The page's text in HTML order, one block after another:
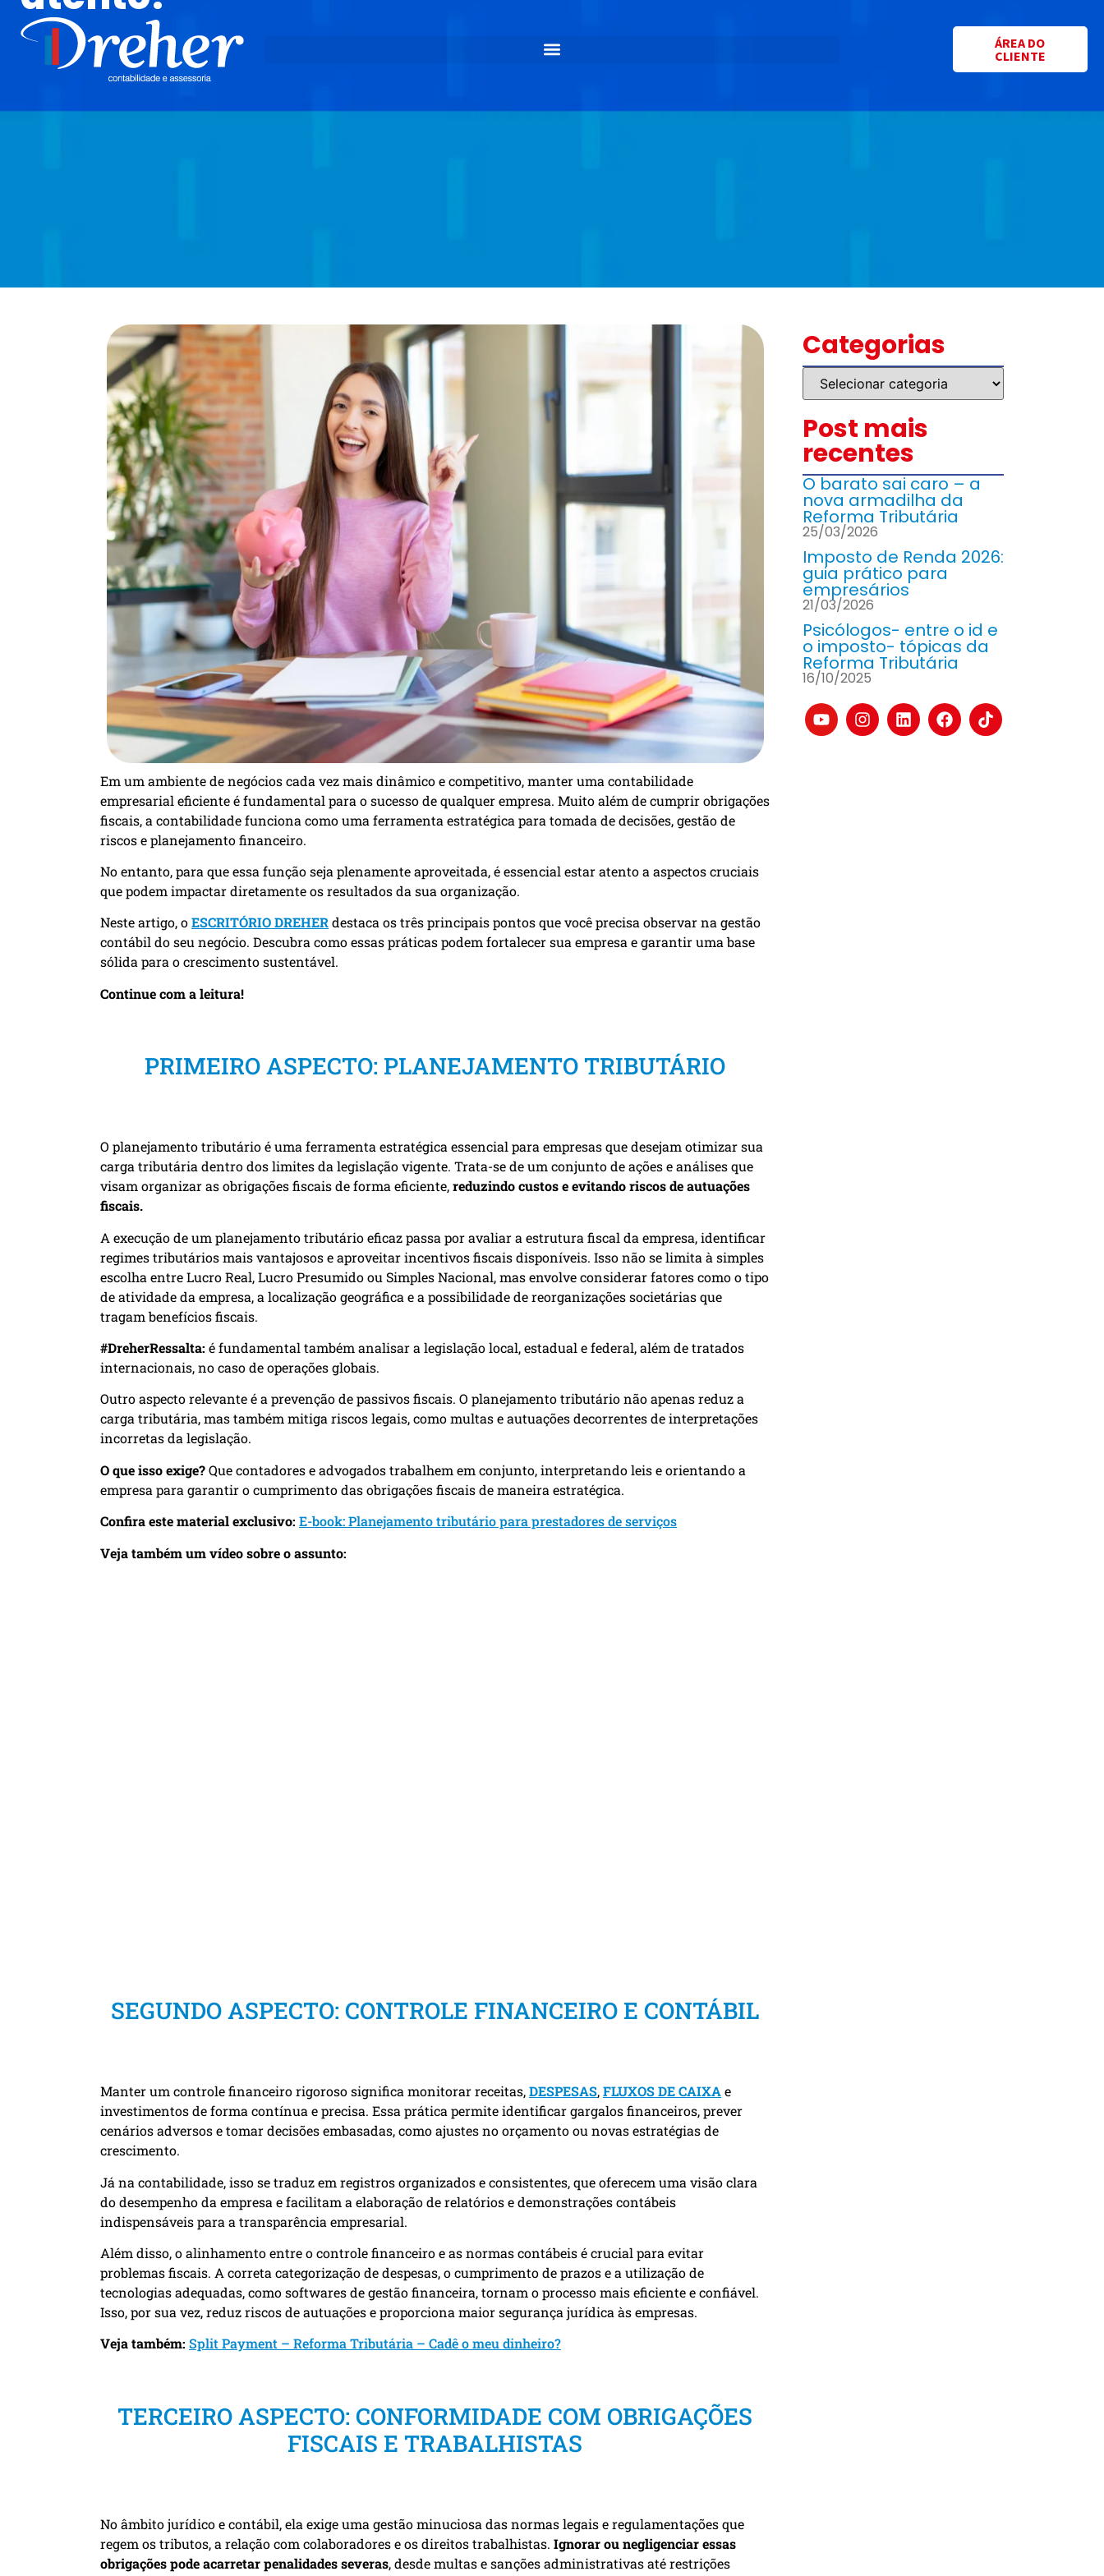
ÁREA DO
CLIENTE
Em um ambiente de negócios cada vez mais dinâmico e competitivo, manter uma contabilidade
empresarial eficiente é fundamental para o sucesso de qualquer empresa. Muito além de cumprir obrigações
fiscais, a contabilidade funciona como uma ferramenta estratégica para tomada de decisões, gestão de
riscos e planejamento financeiro.
No entanto, para que essa função seja plenamente aproveitada, é essencial estar atento a aspectos cruciais
que podem impactar diretamente os resultados da sua organização.
Neste artigo, oESCRITÓRIO DREHERdestaca os três principais pontos que você precisa observar na gestão
contábil do seu negócio. Descubra como essas práticas podem fortalecer sua empresa e garantir uma base
sólida para o crescimento sustentável.
Continue com a leitura!
PRIMEIRO ASPECTO: PLANEJAMENTO TRIBUTÁRIO
O planejamento tributário é uma ferramenta estratégica essencial para empresas que desejam otimizar sua
carga tributária dentro dos limites da legislação vigente. Trata-se de um conjunto de ações e análises que
visam organizar as obrigações fiscais de forma eficiente,reduzindo custos e evitando riscos de autuações
fiscais.
A execução de um planejamento tributário eficaz passa por avaliar a estrutura fiscal da empresa, identificar
regimes tributários mais vantajosos e aproveitar incentivos fiscais disponíveis. Isso não se limita à simples
escolha entre Lucro Real, Lucro Presumido ou Simples Nacional, mas envolve considerar fatores como o tipo
de atividade da empresa, a localização geográfica e a possibilidade de reorganizações societárias que
tragam benefícios fiscais.
#DreherRessalta: é fundamental também analisar a legislação local, estadual e federal, além de tratados
internacionais, no caso de operações globais.
Outro aspecto relevante é a prevenção de passivos fiscais. O planejamento tributário não apenas reduz a
carga tributária, mas também mitiga riscos legais, como multas e autuações decorrentes de interpretações
incorretas da legislação.
O que isso exige?Que contadores e advogados trabalhem em conjunto, interpretando leis e orientando a
empresa para garantir o cumprimento das obrigações fiscais de maneira estratégica.
Confira este material exclusivo: E-book: Planejamento tributário para prestadores de serviços
Veja também um vídeo sobre o assunto:
SEGUNDO ASPECTO: CONTROLE FINANCEIRO E CONTÁBIL
Manter um controle financeiro rigoroso significa monitorar receitas,DESPESAS,FLUXOS DE CAIXAe
investimentos de forma contínua e precisa. Essa prática permite identificar gargalos financeiros, prever
cenários adversos e tomar decisões embasadas, como ajustes no orçamento ou novas estratégias de
crescimento.
Já na contabilidade, isso se traduz em registros organizados e consistentes, que oferecem uma visão clara
do desempenho da empresa e facilitam a elaboração de relatórios e demonstrações contábeis
indispensáveis para a transparência empresarial.
Além disso, o alinhamento entre o controle financeiro e as normas contábeis é crucial para evitar
problemas fiscais. A correta categorização de despesas, o cumprimento de prazos e a utilização de
tecnologias adequadas, como softwares de gestão financeira, tornam o processo mais eficiente e confiável.
Isso, por sua vez, reduz riscos de autuações e proporciona maior segurança jurídica às empresas.
Veja também: Split Payment – Reforma Tributária – Cadê o meu dinheiro?
TERCEIRO ASPECTO: CONFORMIDADE COM OBRIGAÇÕES
FISCAIS E TRABALHISTAS
No âmbito jurídico e contábil, ela exige uma gestão minuciosa das normas legais e regulamentações que
regem os tributos, a relação com colaboradores e os direitos trabalhistas. Ignorar ou negligenciar essas
obrigações pode acarretar penalidades severas, desde multas e sanções administrativas até restrições
Categorias
Post mais
recentes
O barato sai caro – a
nova armadilha da
Reforma Tributária
25/03/2026
Imposto de Renda 2026:
guia prático para
empresários
21/03/2026
Psicólogos- entre o id e
o imposto- tópicas da
Reforma Tributária
16/10/2025